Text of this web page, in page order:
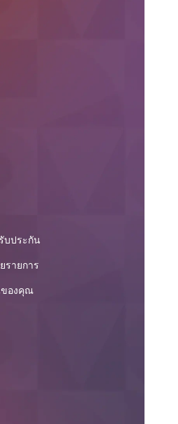
บประกัน
ายการ
ของคุณ